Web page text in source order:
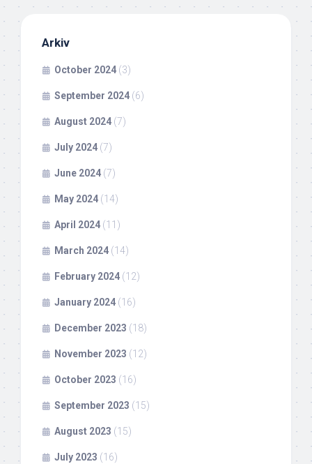
Arkiv
October 2024 (3)
September 2024 (6)
August 2024 (7)
July 2024 (7)
June 2024 (7)
May 2024 (14)
April 2024 (11)
March 2024 (14)
February 2024 (12)
January 2024 (16)
December 2023 (18)
November 2023 (12)
October 2023 (16)
September 2023 (15)
August 2023 (15)
July 2023 (16)